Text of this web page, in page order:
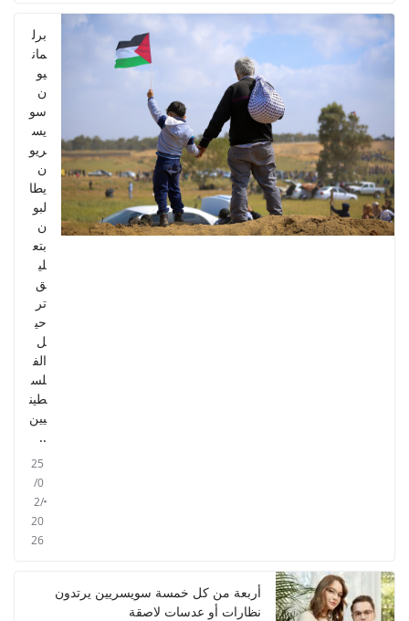
برل
مان
يو
ن
سو
يس
ريو
ن
يطا
لبو
ن
بتع
لي
ق
تر
حي
ل
الف
لس
طين
يين
..
25
/0
2/
20
26
أربعة من كل خمسة سويسريين يرتدون
نظارات أو عدسات لاصقة